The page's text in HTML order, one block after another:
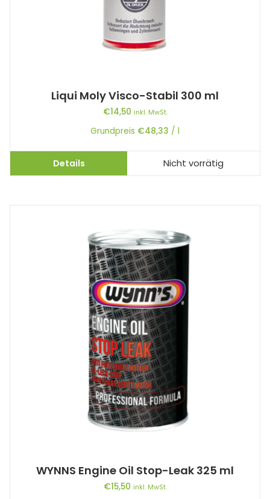
Liqui Moly Visco-Stabil 300 ml
€14,50 inkl. MwSt.
Grundpreis €48,33 / l
Details Nicht vorrätig
WYNNS Engine Oil Stop-Leak 325 ml
€15,50 inkl. MwSt.